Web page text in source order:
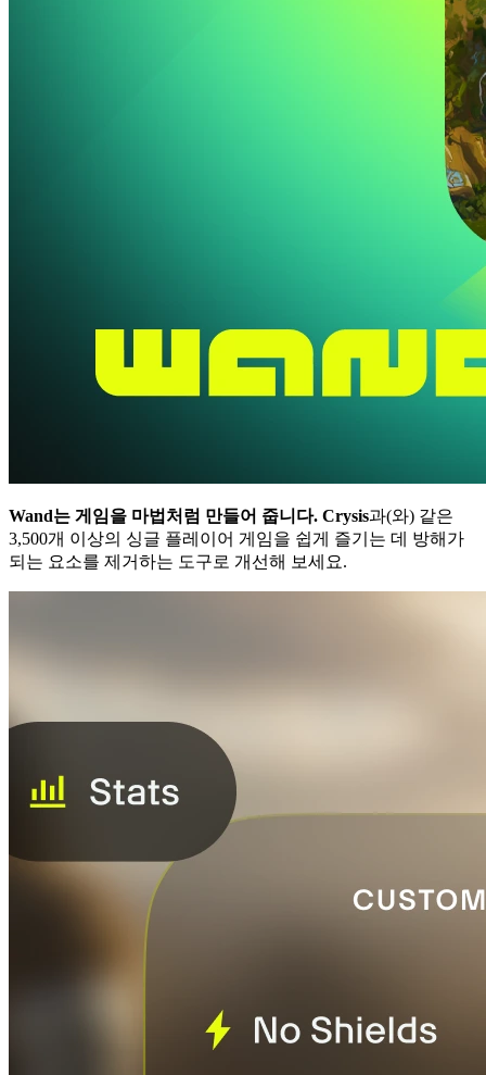
Wand는 게임을 마법처럼 만들어 줍니다. Crysis과(와) 같은
3,500개 이상의 싱글 플레이어 게임을 쉽게 즐기는 데 방해가
되는 요소를 제거하는 도구로 개선해 보세요.